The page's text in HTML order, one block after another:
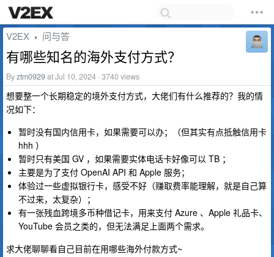
V2EX › 问与答
有哪些知名的海外支付方式？
Byztm0929at Jul 10, 2024 · 3740 views
想要整一个长期稳定的境外支付方式，大佬们有什么推荐的？我的情
况如下：
暂时没有国内信用卡，如果需要可以办；（但其实有点抵触信用卡
hhh ）
暂时只有美国 GV ，如果需要实体电话卡好像可以 TB ；
主要是为了支付 OpenAI API 和 Apple 服务；
体验过一些虚拟银行卡，感受不好（赚取费率能理解，就是自己算
不过来，太复杂）；
有一张残血跨境多币种借记卡，用来支付 Azure 、Apple 礼品卡、
YouTube 会员之类的，但无法满足上面两个需求。
求大佬聊聊看自己目前在用哪些海外付款方式~